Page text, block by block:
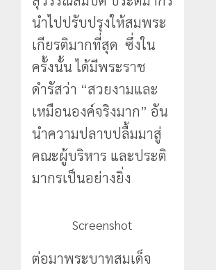
นำไปปรับปรุงให้สมพระ
เกียรติมากที่สุด ซึ่งใน
ครั้งนั้น ได้มีพระราช
ดำรัสว่า “สวยงามและ
เหมือนองค์จริงมาก” อัน
นำความปลาบปลื้มมาสู่
คณะผู้บริหาร และประติ
มากรเป็นอย่างยิ่ง
Screenshot
ต่อมาพระบาทสมเด็จ